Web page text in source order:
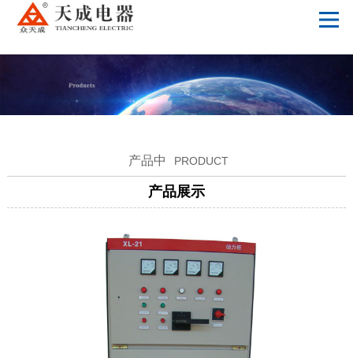
万搏体育
产品中 PRODUCT
产品展示